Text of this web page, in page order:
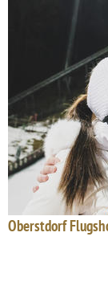
Oberstdorf